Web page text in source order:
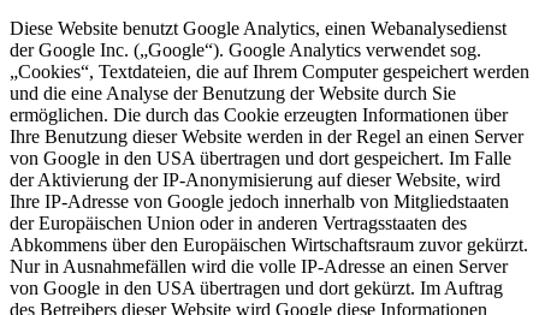
Diese Website benutzt Google Analytics, einen Webanalysedienst
der Google Inc. („Google“). Google Analytics verwendet sog.
„Cookies“, Textdateien, die auf Ihrem Computer gespeichert werden
und die eine Analyse der Benutzung der Website durch Sie
ermöglichen. Die durch das Cookie erzeugten Informationen über
Ihre Benutzung dieser Website werden in der Regel an einen Server
von Google in den USA übertragen und dort gespeichert. Im Falle
der Aktivierung der IP-Anonymisierung auf dieser Website, wird
Ihre IP-Adresse von Google jedoch innerhalb von Mitgliedstaaten
der Europäischen Union oder in anderen Vertragsstaaten des
Abkommens über den Europäischen Wirtschaftsraum zuvor gekürzt.
Nur in Ausnahmefällen wird die volle IP-Adresse an einen Server
von Google in den USA übertragen und dort gekürzt. Im Auftrag
des Betreibers dieser Website wird Google diese Informationen